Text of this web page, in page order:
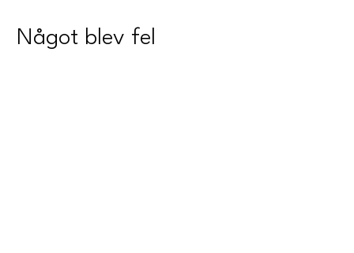
Något blev fel